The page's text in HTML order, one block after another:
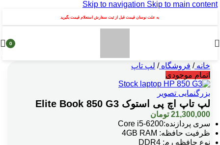
Skip to navigation Skip to main content
به علت نوسان قیمت قبل از ثبت سفارش استعلام قیمت بگیرید
0
خانه/ فروشگاه/ لپ تاپ
اتمام موجودی
بزرگنمایی تصویر
لپ تاپ اچ پی استوک Elite Book 850 G3
21,300,000 تومان
سری پردازنده:Core i5-6200
ظرفیت حافظه: 4GB RAM
نوع حافظه رم: DDR4